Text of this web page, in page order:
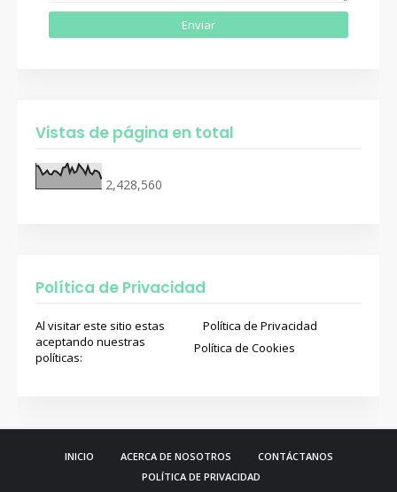
Vistas de página en total
2,428,560
Política de Privacidad
Al visitar este sitio estas
aceptando nuestras
políticas:
Política de Privacidad
Política de Cookies
INICIO ACERCA DE NOSOTROS
CONTÁCTANOS
POLÍTICA DE PRIVACIDAD